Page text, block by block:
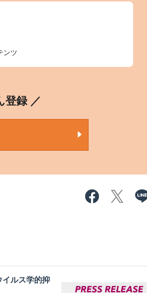
ンツ
登録 ／
イルス学的抑